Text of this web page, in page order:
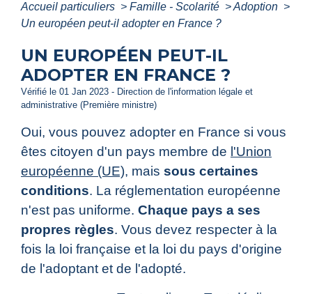
Accueil particuliers > Famille - Scolarité >Adoption >
Un européen peut-il adopter en France ?
UN EUROPÉEN PEUT-IL
ADOPTER EN FRANCE ?
Vérifié le 01 Jan 2023 - Direction de l'information légale et
administrative (Première ministre)
Oui, vous pouvez adopter en France si vous
êtes citoyen d'un pays membre de l'Union
européenne (UE), mais sous certaines
conditions. La réglementation européenne
n'est pas uniforme. Chaque pays a ses
propres règles. Vous devez respecter à la
fois la loi française et la loi du pays d'origine
de l'adoptant et de l'adopté.